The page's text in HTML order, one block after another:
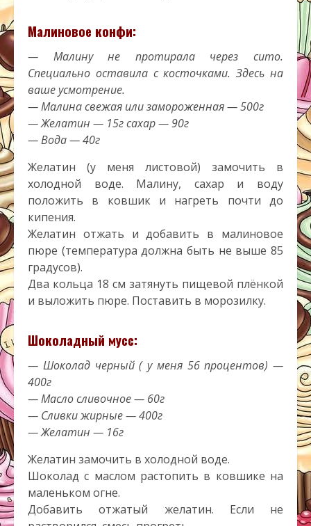
Малиновое конфи:
— Малину не протирала через сито.
Специально оставила с косточками. Здесь на
ваше усмотрение.
— Малина свежая или замороженная — 500г
— Желатин — 15г сахар — 90г
— Вода — 40г
Желатин (у меня листовой) замочить в
холодной воде. Малину, сахар и воду
положить в ковшик и нагреть почти до
кипения.
Желатин отжать и добавить в малиновое
пюре (температура должна быть не выше 85
градусов).
Два кольца 18 см затянуть пищевой плёнкой
и выложить пюре. Поставить в морозилку.
Шоколадный мусс:
— Шоколад черный ( у меня 56 процентов) —
400г
— Масло сливочное — 60г
— Сливки жирные — 400г
— Желатин — 16г
Желатин замочить в холодной воде.
Шоколад с маслом растопить в ковшике на
маленьком огне.
Добавить отжатый желатин. Если не